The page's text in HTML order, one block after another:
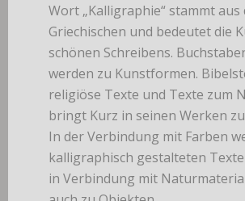
Wort „Kalligraphie“ stammt aus
Griechischen und bedeutet die
schönen Schreibens.
werden zu Kunstformen.
religiöse Texte und Texte zum
bringt Kurz in seinen Werken
In der Verbindung mit Farben
kalligraphisch gestalteten
in Verbindung mit